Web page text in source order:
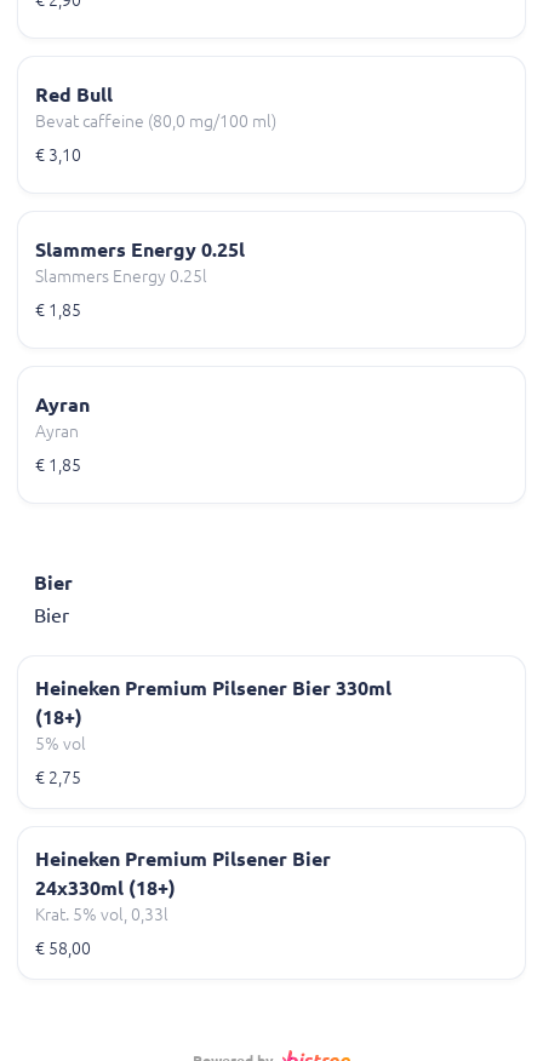
Red Bull
Bevat caffeine (80,0 mg/100 ml)
€ 3,10
Slammers Energy 0.25l
Slammers Energy 0.25l
€ 1,85
Ayran
Ayran
€ 1,85
Bier
Bier
Heineken Premium Pilsener Bier 330ml
(18+)
5% vol
€ 2,75
Heineken Premium Pilsener Bier
24x330ml (18+)
Krat. 5% vol, 0,33l
€ 58,00